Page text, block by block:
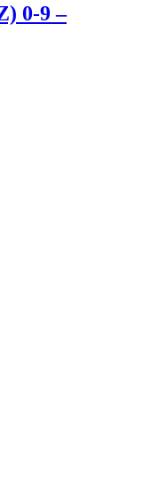
0-9 –